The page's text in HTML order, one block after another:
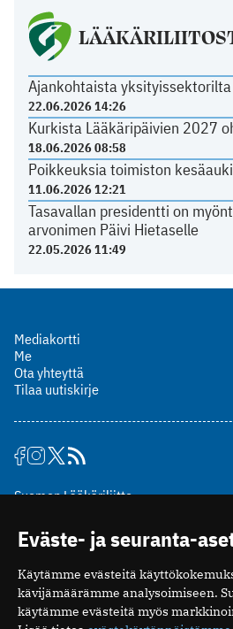
Ajankohtaista yksityissektorilta
22.06.2026 14:26
Kurkista Lääkäripäivien 2027
18.06.2026 08:58
Poikkeuksia toimiston
11.06.2026 12:21
Tasavallan presidentti on
arvonimen Päivi Hietaselle
22.05.2026 11:49
Mediakortti
Me
Ota yhteyttä
Tilaa uutiskirje
Suomen Lääkäriliitto
00510 Helsinki
puh. (09) 393 091
toimitus@potilaanlaakarilehti.fi
ISSN 2323-9476
Eväste- ja seuranta-
Käytämme evästeitä
kävijämäärämme analysoimiseen.
käytämme evästeitä myös